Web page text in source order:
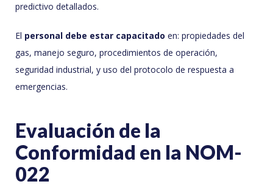
predictivo detallados.
El personal debe estar capacitado en: propiedades del
gas, manejo seguro, procedimientos de operación,
seguridad industrial, y uso del protocolo de respuesta a
emergencias.
Evaluación de la
Conformidad en la NOM-
022